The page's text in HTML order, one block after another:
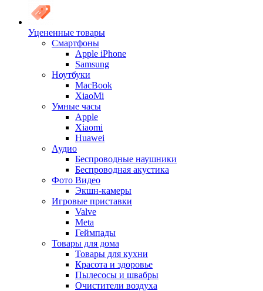
Уцененные товары
Cмартфоны
Apple iPhone
Samsung
Ноутбуки
MacBook
XiaoMi
Умные часы
Apple
Xiaomi
Huawei
Аудио
Беспроводные наушники
Беспроводная акустика
Фото Видео
Экшн-камеры
Игровые приставки
Valve
Meta
Геймпады
Товары для дома
Товары для кухни
Красота и здоровье
Пылесосы и швабры
Очистители воздуха